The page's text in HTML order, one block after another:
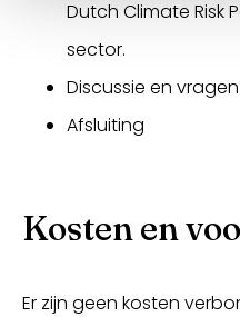
Dutch Climate Risk
sector.
Discussie en vragen
Afsluiting
Kosten en
Er zijn geen kosten